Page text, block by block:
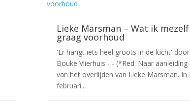
Lieke Marsman – Wat ik mezelf
graag voorhoud
'Er hangt iets heel groots in de lucht' door
Bouke Vlierhuis - - (*Red. Naar aanleiding
van het overlijden van Lieke Marsman. In
februari...